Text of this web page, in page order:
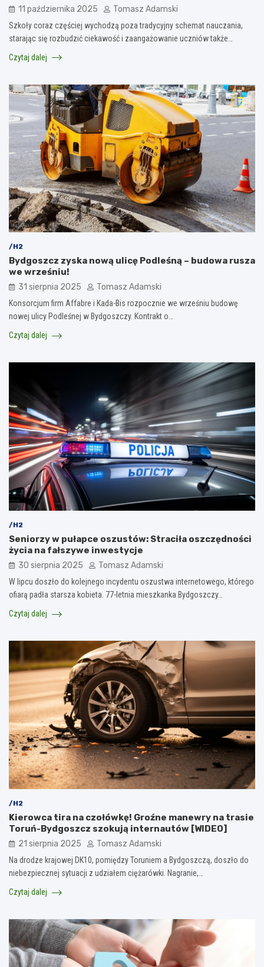
11 października 2025 Tomasz Adamski
Szkoły coraz częściej wychodzą poza tradycyjny schemat nauczania,
starając się rozbudzić ciekawość i zaangażowanie uczniów także…
Czytaj dalej
/H2
Bydgoszcz zyska nową ulicę Podleśną – budowa rusza
we wrześniu!
31 sierpnia 2025 Tomasz Adamski
Konsorcjum firm Affabre i Kada-Bis rozpocznie we wrześniu budowę
nowej ulicy Podleśnej w Bydgoszczy. Kontrakt o…
Czytaj dalej
/H2
Seniorzy w pułapce oszustów: Straciła oszczędności
życia na fałszywe inwestycje
30 sierpnia 2025 Tomasz Adamski
W lipcu doszło do kolejnego incydentu oszustwa internetowego, którego
ofiarą padła starsza kobieta. 77-letnia mieszkanka Bydgoszczy…
Czytaj dalej
/H2
Kierowca tira na czołówkę! Groźne manewry na trasie
Toruń-Bydgoszcz szokują internautów [WIDEO]
21 sierpnia 2025 Tomasz Adamski
Na drodze krajowej DK10, pomiędzy Toruniem a Bydgoszczą, doszło do
niebezpiecznej sytuacji z udziałem ciężarówki. Nagranie,…
Czytaj dalej